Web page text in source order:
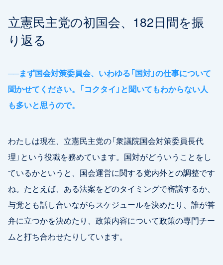
立憲民主党の初国会、182日間を振
り返る
──まず国会対策委員会、いわゆる「国対」の仕事について
聞かせてください。「コクタイ」と聞いてもわからない人
も多いと思うので。
わたしは現在、立憲民主党の「衆議院国会対策委員長代
理」という役職を務めています。国対がどういうことをし
ているかというと、国会運営に関する党内外との調整です
ね。たとえば、ある法案をどのタイミングで審議するか、
与党とも話し合いながらスケジュールを決めたり、誰が答
弁に立つかを決めたり、政策内容について政策の専門チー
ムと打ち合わせたりしています。